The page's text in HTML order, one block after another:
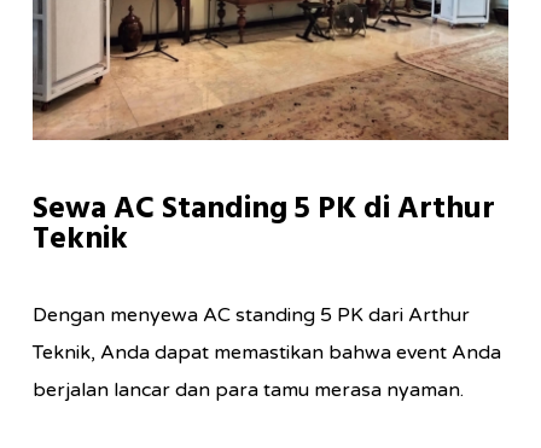
Sewa AC Standing 5 PK di Arthur
Teknik
Dengan menyewa AC standing 5 PK dari Arthur
Teknik, Anda dapat memastikan bahwa event Anda
berjalan lancar dan para tamu merasa nyaman.